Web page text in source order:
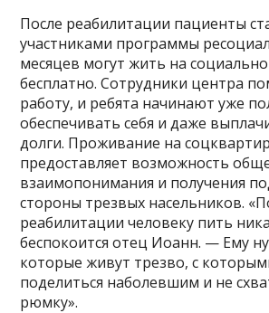
После реабилитации пациенты
участниками программы
месяцев могут жить на
бесплатно. Сотрудники центра
работу, и ребята начинают уже
обеспечивать себя и даже
долги. Проживание на
предоставляет возможность
взаимопонимания и получения
стороны трезвых насельников.
реабилитации человеку пить
беспокоится отец Иоанн. — Ему
которые живут трезво, с
поделиться наболевшим и не
рюмку».